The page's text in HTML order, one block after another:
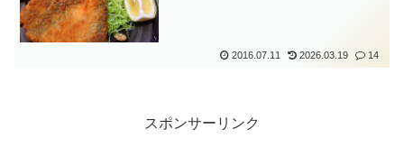
2016.07.11 2026.03.19 14
スポンサーリンク